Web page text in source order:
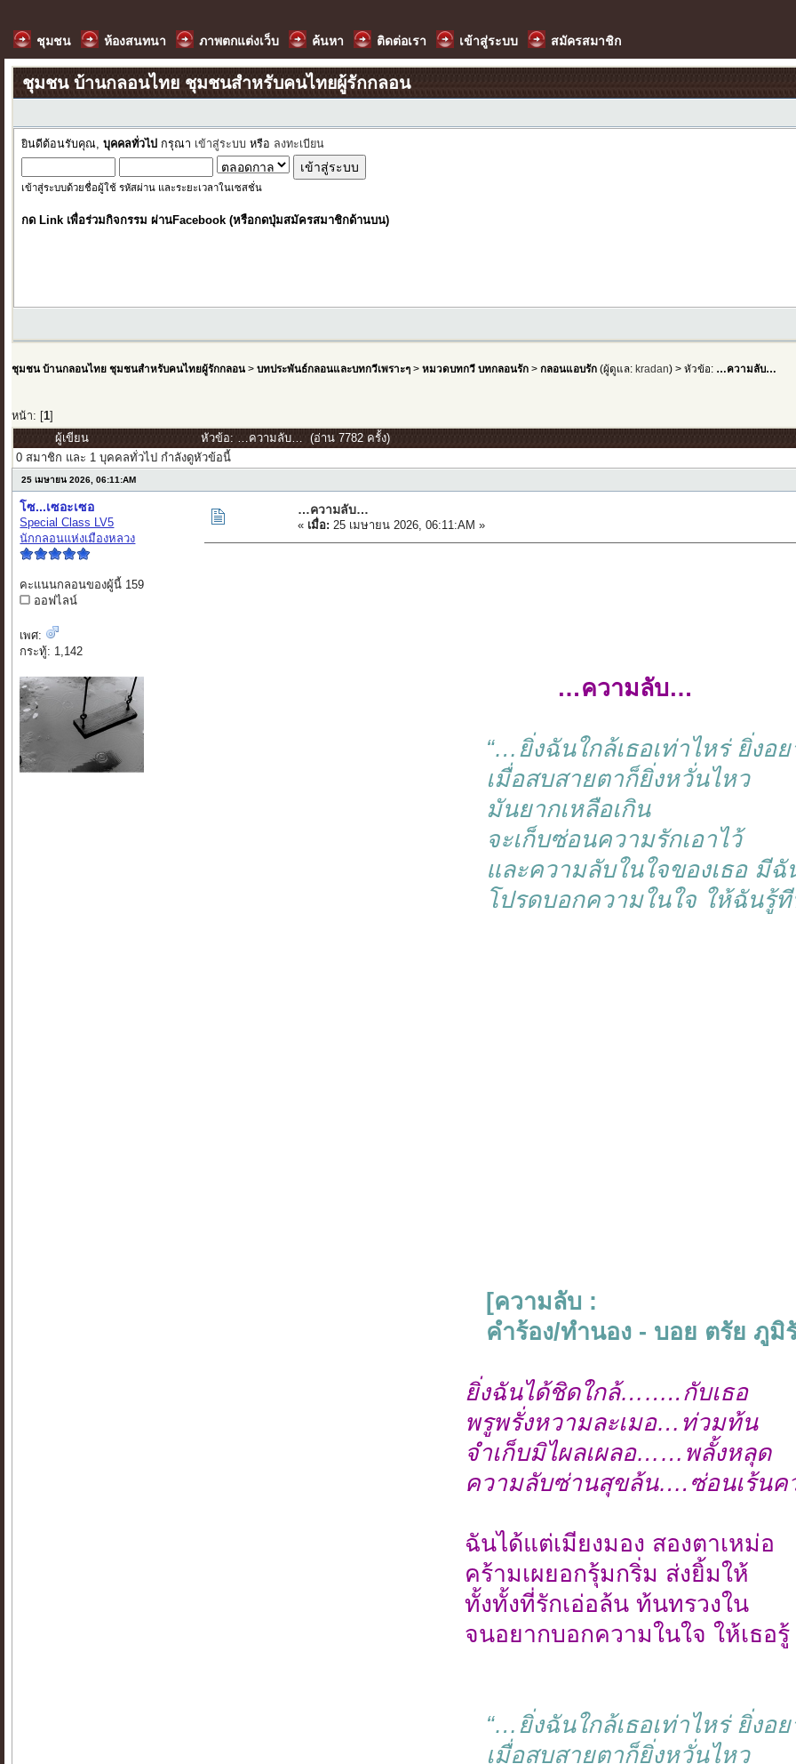
ชุมชน ห้องสนทนา ภาพตกแต่งเว็บ ค้นหา ติดต่อเรา เข้าสู่ระบบ สมัครสมาชิก
ชุมชน บ้านกลอนไทย ชุมชนสำหรับคนไทยผู้รักกลอน
ยินดีต้อนรับคุณ,บุคคลทั่วไป กรุณา เข้าสู่ระบบ หรือ ลงทะเบียน
เข้าสู่ระบบด้วยชื่อผู้ใช้ รหัสผ่าน และระยะเวลาในเซสชั่น
กด Link เพื่อร่วมกิจกรรม ผ่านFacebook (หรือกดปุ่มสมัครสมาชิกด้านบน)
ชุมชน บ้านกลอนไทย ชุมชนสำหรับคนไทยผู้รักกลอน >บทประพันธ์กลอนและบทกวีเพราะๆ >หมวดบทกวี บทกลอนรัก >กลอนแอบรัก (ผู้ดูแล:kradan) > หัวข้อ: …ความลับ…
หน้า: [1
ผู้เขียน
หัวข้อ: …ความลับ… (อ่าน 7782 ครั้ง)
0 สมาชิก และ 1 บุคคลทั่วไป กำลังดูหัวข้อนี้
25 เมษายน 2026, 06:11:AM
โซ...เซอะเซอ
Special Class LV5
นักกลอนแห่งเมืองหลวง
คะแนนกลอนของผู้นี้ 159
ออฟไลน์
เพศ:
กระทู้: 1,142
…ความลับ…
« เมื่อ: 25 เมษายน 2026, 06:11:AM »
…ความลับ…
“…ยิ่งฉันใกล้เธอเท่าไหร่ ยิ่งอย
เมื่อสบสายตาก็ยิ่งหวั่นไหว
มันยากเหลือเกิน
จะเก็บซ่อนความรักเอาไว้
และความลับในใจของเธอ มีฉั
โปรดบอกความในใจ ให้ฉันรู้ที
[ความลับ :
คำร้อง/ทำนอง - บอย ตรัย ภูมิ
ยิ่งฉันได้ชิดใกล้……..กับเธอ
พรูพรั่งหวามละเมอ…ท่วมท้น
จำเก็บมิไผลเผลอ……พลั้งหลุด
ความลับซ่านสุขล้น….ซ่อนเร้นค
ฉันได้แต่เมียงมอง สองตาเหม่อ
คร้ามเผยอกรุ้มกริ่ม ส่งยิ้มให้
ทั้งทั้งที่รักเอ่อล้น ท้นทรวงใน
จนอยากบอกความในใจ ให้เธอรู้
“…ยิ่งฉันใกล้เธอเท่าไหร่ ยิ่งอย
เมื่อสบสายตาก็ยิ่งหวั่นไหว